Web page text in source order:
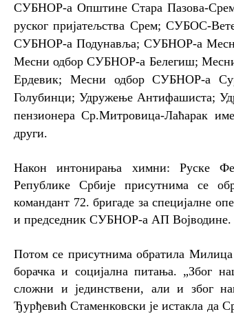
СУБНОР-а Општине Стара Пазова-
руског пријатељства Срем; СУБОС-
СУБНОР-а Подунавља; СУБНОР-а
Месни одбор СУБНОР-а Белегиш;
Ердевик; Месни одбор СУБНОР-а
Голубинци; Удружење Антифашиста;
пензионера Ср.Митровица-Лаћарак
други.
Након интонирања химни: Руске
Републике Србије присутнима се
командант 72. бригаде за специјалне
и председник СУБНОР-а АП Војводине.
Потом се присутнима обратила
борачка и социјална питања. „Због
сложни и јединствени, али и због
Ђурђевић Стаменковски је истакла да